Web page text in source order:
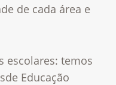
de cada área e
escolares: temos
Educação